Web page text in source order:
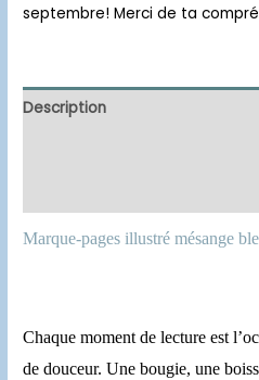
septembre! Merci de ta
Description
Marque-pages illustré mésange
Chaque moment de lecture est
de douceur. Une bougie, une